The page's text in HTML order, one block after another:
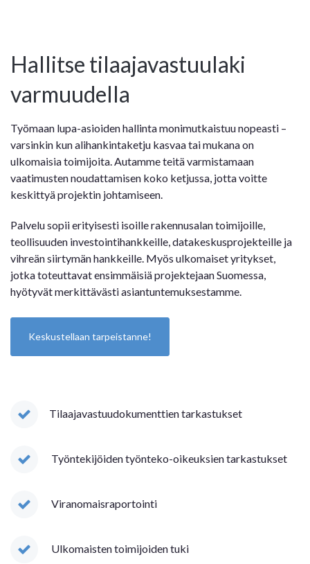
Hallitse tilaajavastuulaki
varmuudella
Työmaan lupa-asioiden hallinta monimutkaistuu nopeasti –
varsinkin kun alihankintaketju kasvaa tai mukana on
ulkomaisia toimijoita. Autamme teitä varmistamaan
vaatimusten noudattamisen koko ketjussa, jotta voitte
keskittyä projektin johtamiseen.
Palvelu sopii erityisesti isoille rakennusalan toimijoille,
teollisuuden investointihankkeille, datakeskusprojekteille ja
vihreän siirtymän hankkeille. Myös ulkomaiset yritykset,
jotka toteuttavat ensimmäisiä projektejaan Suomessa,
hyötyvät merkittävästi asiantuntemuksestamme.
Keskustellaan tarpeistanne!
Tilaajavastuudokumenttien tarkastukset
Työntekijöiden työnteko-oikeuksien tarkastukset
Viranomaisraportointi
Ulkomaisten toimijoiden tuki